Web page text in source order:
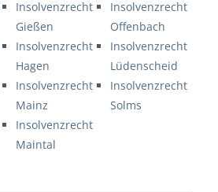
Insolvenzrecht
Gießen
Insolvenzrecht
Hagen
Insolvenzrecht
Mainz
Insolvenzrecht
Maintal
Insolvenzrecht
Offenbach
Insolvenzrecht
Lüdenscheid
Insolvenzrecht
Solms